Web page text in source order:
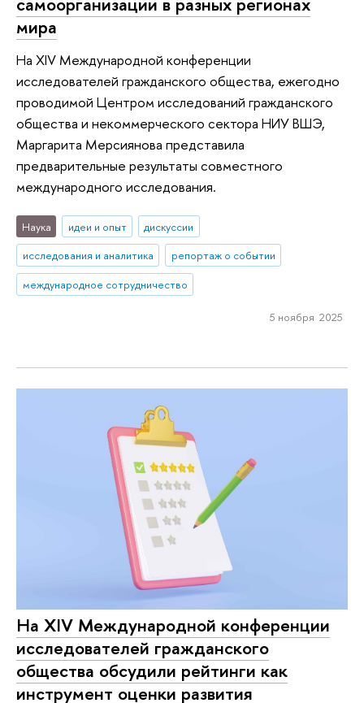
мира
На XIV Международной конференции
исследователей гражданского общества, ежегодно
проводимой Центром исследований гражданского
общества и некоммерческого сектора НИУ ВШЭ,
Маргарита Мерсиянова представила
предварительные результаты совместного
международного исследования.
Наука идеи и опыт
дискуссии
исследования и аналитика
репортаж о событии
международное сотрудничество
5 ноября 2025
На XIV Международной конференции
исследователей гражданского
общества обсудили рейтинги как
инструмент оценки развития